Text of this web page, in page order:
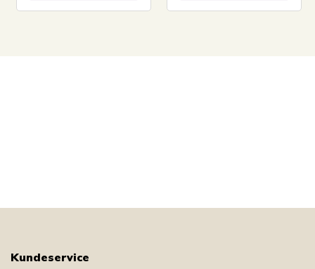
Les vår håndkleguide
Kundeservice